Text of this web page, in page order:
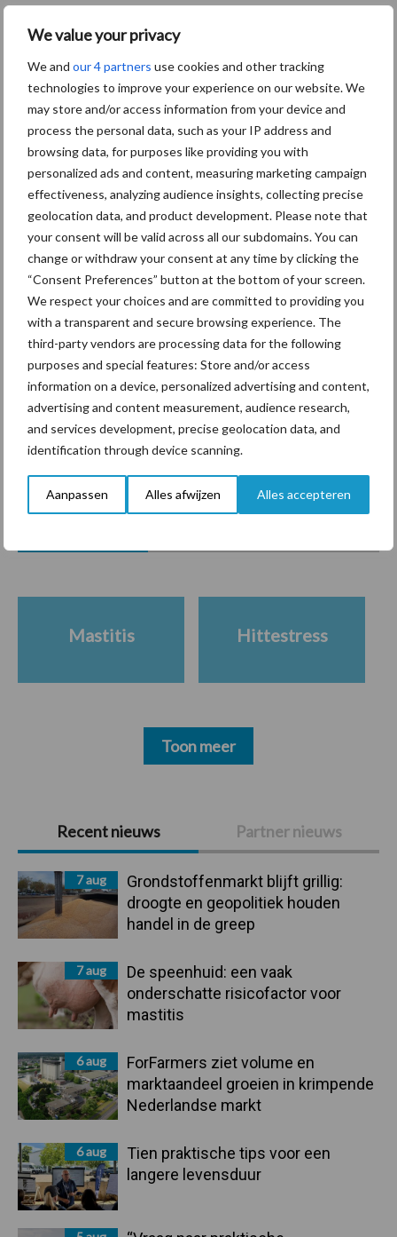
We value your privacy
We and our 4 partners use cookies and other tracking
technologies to improve your experience on our website. We
may store and/or access information from your device and
process the personal data, such as your IP address and
browsing data, for purposes like providing you with
personalized ads and content, measuring marketing campaign
effectiveness, analyzing audience insights, collecting precise
geolocation data, and product development. Please note that
your consent will be valid across all our subdomains. You can
change or withdraw your consent at any time by clicking the
“Consent Preferences” button at the bottom of your screen.
We respect your choices and are committed to providing you
with a transparent and secure browsing experience. The
third-party vendors are processing data for the following
purposes and special features: Store and/or access
information on a device, personalized advertising and content,
advertising and content measurement, audience research,
and services development, precise geolocation data, and
identification through device scanning.
Aanpassen Alles afwijzen Alles accepteren
E.:info@trioliet.com
W.:www.trioliet.nl
Primaire
Sidebar
Recent nieuws Partner nieuws
7 aug
Grondstoffenmarkt blijft grillig:
droogte en geopolitiek houden
handel in de greep
7 aug
De speenhuid: een vaak
onderschatte risicofactor voor
mastitis
6 aug
ForFarmers ziet volume en
marktaandeel groeien in krimpende
Nederlandse markt
6 aug
Tien praktische tips voor een
langere levensduur
Aanbevolen voor jou!
Grondstoffenmarkt blijft
grillig: droogte en
geopolitiek houden handel
in de greep
De speenhuid: een vaak
onderschatte risicofactor
ForFarmers ziet volume en
marktaandeel groeien in
krimpende Nederlandse
markt
Mastitis Hittestress
Toon meer